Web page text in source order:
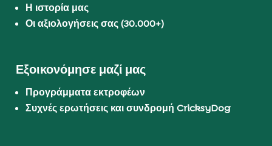
Η ιστορία μας
Οι αξιολογήσεις σας (30.000+)
Εξοικονόμησε μαζί μας
Προγράμματα εκτροφέων
Συχνές ερωτήσεις και συνδρομή CricksyDog